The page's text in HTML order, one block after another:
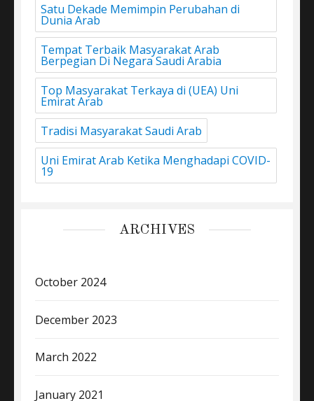
Satu Dekade Memimpin Perubahan di
Dunia Arab
Tempat Terbaik Masyarakat Arab
Berpegian Di Negara Saudi Arabia
Top Masyarakat Terkaya di (UEA) Uni
Emirat Arab
Tradisi Masyarakat Saudi Arab
Uni Emirat Arab Ketika Menghadapi COVID-
19
ARCHIVES
October 2024
December 2023
March 2022
January 2021